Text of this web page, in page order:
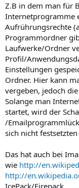
Z.B in dem man für
Internetprogramme
Aufrührungsrechte
Programmordner
Laufwerke/Ordner
Profil/
Einstellungen
Ordner. Hier kann
vergeben, jedoch
Solange man
startet, wird der
/
sich nicht
Das hat auch bei
wie http://
http://
IcePack/Firepack